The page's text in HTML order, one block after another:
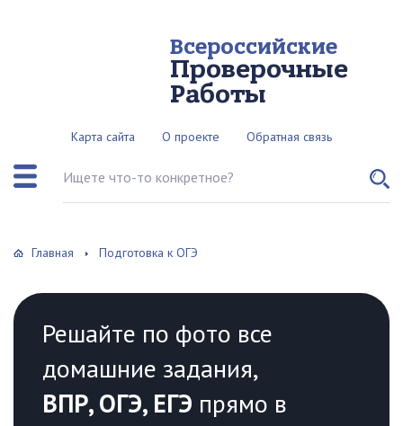
Всероссийские
Проверочные
Работы
Карта сайта О проекте Обратная связь
Поиск по сайту
Главная Подготовка к ОГЭ
Решайте по фото все
домашние задания,
ВПР, ОГЭ, ЕГЭ прямо в